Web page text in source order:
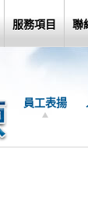
服務項目 聯
員工表揚